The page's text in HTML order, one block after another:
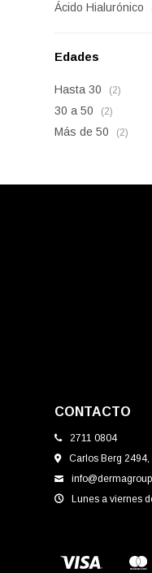
Ácido Hialurónico
Edades
Hasta 30 (2)
30 a 50 (2)
Más de 50 (2)
CONTACTO
2711 0804
Carlos Berg
Lunes a viernes